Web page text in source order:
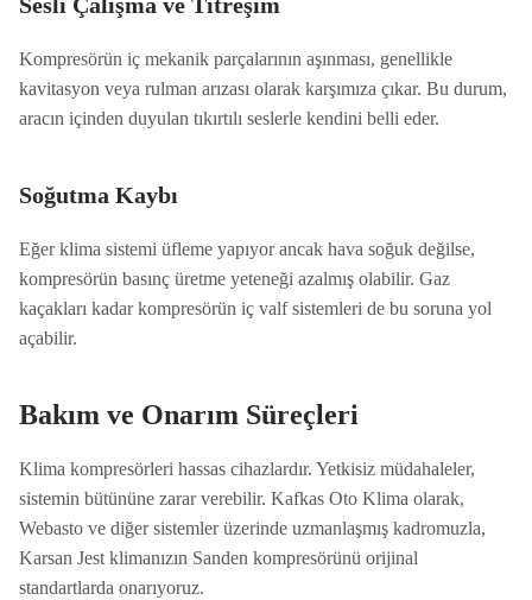
Sesli Çalışma ve Titreşim
Kompresörün iç mekanik parçalarının aşınması, genellikle
kavitasyon veya rulman arızası olarak karşımıza çıkar. Bu durum,
aracın içinden duyulan tıkırtılı seslerle kendini belli eder.
Soğutma Kaybı
Eğer klima sistemi üfleme yapıyor ancak hava soğuk değilse,
kompresörün basınç üretme yeteneği azalmış olabilir. Gaz
kaçakları kadar kompresörün iç valf sistemleri de bu soruna yol
açabilir.
Bakım ve Onarım Süreçleri
Klima kompresörleri hassas cihazlardır. Yetkisiz müdahaleler,
sistemin bütününe zarar verebilir. Kafkas Oto Klima olarak,
Webasto ve diğer sistemler üzerinde uzmanlaşmış kadromuzla,
Karsan Jest klimanızın Sanden kompresörünü orijinal
standartlarda onarıyoruz.